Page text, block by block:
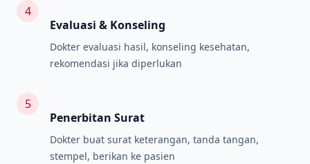
4
Evaluasi & Konseling
Dokter evaluasi hasil, konseling kesehatan,
rekomendasi jika diperlukan
5
Penerbitan Surat
Dokter buat surat keterangan, tanda tangan,
stempel, berikan ke pasien